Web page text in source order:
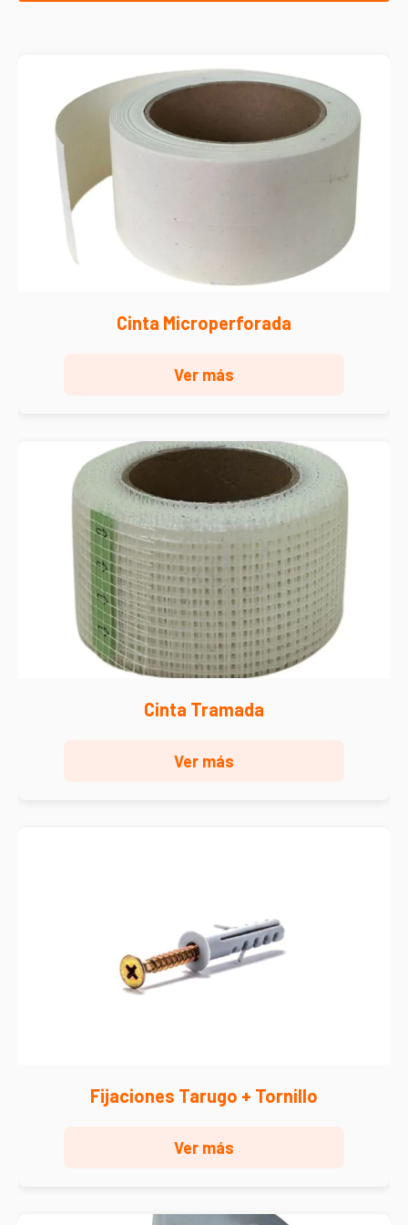
Cinta Microperforada
Ver más
Cinta Tramada
Ver más
Fijaciones Tarugo + Tornillo
Ver más